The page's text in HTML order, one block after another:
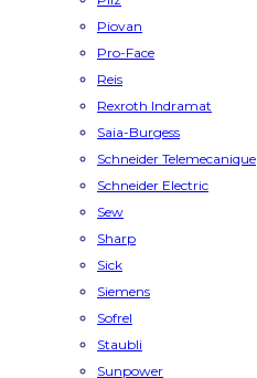
Piovan
Pro-Face
Reis
Rexroth Indramat
Saia-Burgess
Schneider Telemecanique
Schneider Electric
Sew
Sharp
Sick
Siemens
Sofrel
Staubli
Sunpower